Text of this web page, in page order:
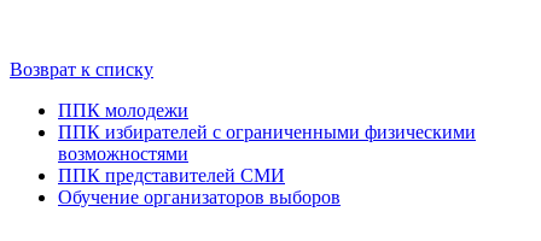
Возврат к списку
ППК молодежи
ППК избирателей с ограниченными физическими
возможностями
ППК представителей СМИ
Обучение организаторов выборов